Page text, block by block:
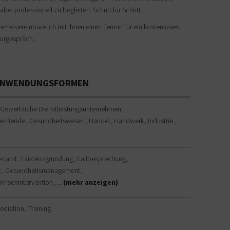
professionell zu begleiten. Schritt für Schritt.
vereinbare ich mit Ihnen einen Termin für ein kostenloses
Gewerbliche Dienstleistungsunternehmen
Berufe Gesundheitswesen Handel Handwerk Industrie
Existenzgründung Fallbesprechung
Gesundheitsmanagement
... (mehr anzeigen)
Training